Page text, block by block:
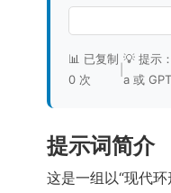
📊 已复制
0 次
💡 提示
a 或
提示词简介
这是一组以“现代